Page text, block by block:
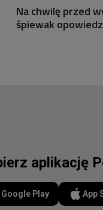
Na chwilę przed
śpiewak
aplikację
Google Play App